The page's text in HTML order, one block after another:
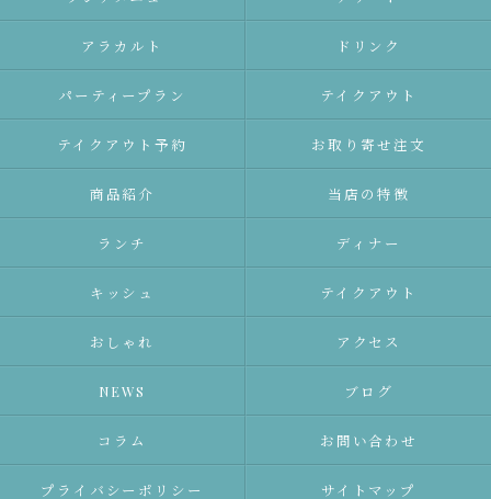
アラカルト ドリンク
パーティープラン テイクアウト
テイクアウト予約 お取り寄せ注文
商品紹介 当店の特徴
ランチ ディナー
キッシュ テイクアウト
おしゃれ アクセス
NEWS ブログ
コラム お問い合わせ
プライバシーポリシー サイトマップ